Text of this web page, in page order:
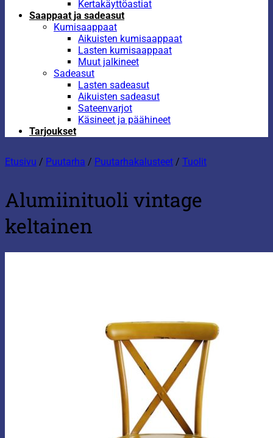
Kertakäyttöastiat
Saappaat ja sadeasut
Kumisaappaat
Aikuisten kumisaappaat
Lasten kumisaappaat
Muut jalkineet
Sadeasut
Lasten sadeasut
Aikuisten sadeasut
Sateenvarjot
Käsineet ja päähineet
Tarjoukset
Etusivu / Puutarha / Puutarhakalusteet / Tuolit
Alumiinituoli vintage
keltainen